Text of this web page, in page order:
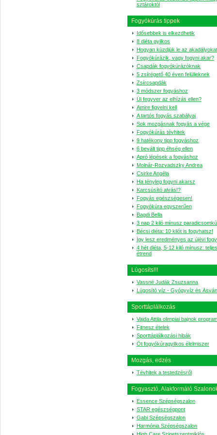
sztároktól
Fogyókúrás tippek
Idősebbek is elkezdhetik
8 diéta gyilkos
Hogyan küzdjük le az akadályokat
Fogyókúrázik, vagy fogyni akar?
Csapdák fogyókúrázóknak
5 zsírégető 40 éven felülieknek
Zsírcsapdák
3 módszer fogyáshoz
Új fegyver az elhízás ellen?
Amire figyelni kell
A tartós fogyás szabályai
Sok mozgásnak fogyás a vége
Fogyókúrás tévhitek
9 hatékony tipp fogyáshoz
6 bevált tipp éhség ellen
Apró lépések a fogyáshoz
Molnár-Rozvadszky Andrea
Csirke Angéla
Ha tényleg fogyni akarsz
Karcsúsító alvás!?
Fogyás egészségesen!
Fogyókúra egyszerűen
Bagdi Bella
3 nap 2 kiló mínusz
Bécsi diéta: 10 kilót is fogyhatsz!
Így lesz eredményes az újévi
4 hét diéta, 5-12 kiló mínusz: teljes
étrend
Lúgosíts!!!
Vassné Judák Zsuzsanna
Lúgosító víz - Gyógyvíz és
Sporttáplálkozás
Vajda Attila olimpiai bajnok
Fitnesz ételek
Sporttáplálkozási hibák
Öt fogyókúragyilkos élelmiszer
Mozgás, edzés
Tévhitek a testedzésről
Fogyasztó, Alakformáló
Essence Szépségszalon
STAR egészségpont
Gabi Szépségszalon
Harmónia Szépségszalon